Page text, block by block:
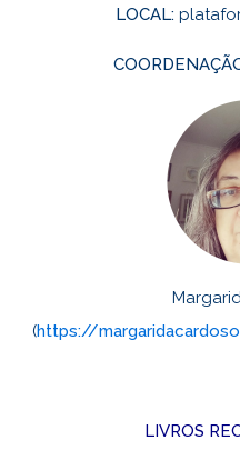
LOCAL:
(https://
LIVROS